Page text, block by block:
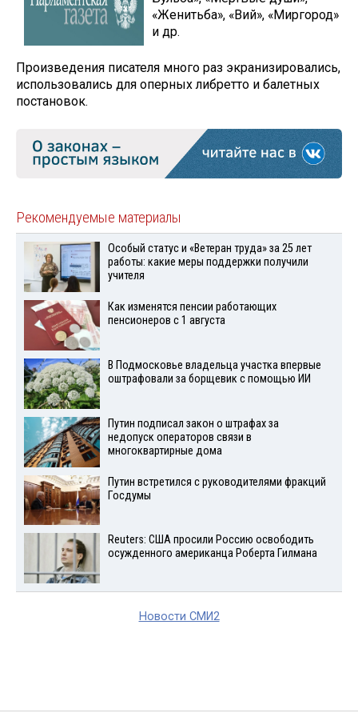
«Женитьба», «Вий», «Миргород»
и др.
Произведения писателя много раз экранизировались,
использовались для оперных либретто и балетных
постановок.
Рекомендуемые материалы
Особый статус и «Ветеран труда» за 25 лет
работы: какие меры поддержки получили
учителя
Как изменятся пенсии работающих
пенсионеров с 1 августа
В Подмосковье владельца участка впервые
оштрафовали за борщевик с помощью ИИ
Путин подписал закон о штрафах за
недопуск операторов связи в
многоквартирные дома
Путин встретился с руководителями фракций
Госдумы
Reuters: США просили Россию освободить
осужденного американца Роберта Гилмана
Новости СМИ2